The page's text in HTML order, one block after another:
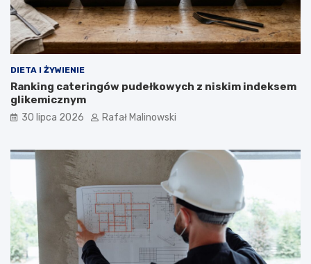
DIETA I ŻYWIENIE
Ranking cateringów pudełkowych z niskim indeksem
glikemicznym
30 lipca 2026 Rafał Malinowski